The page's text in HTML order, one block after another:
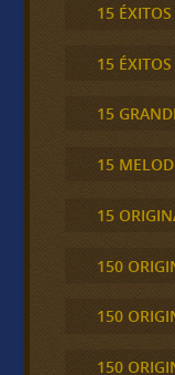
15
15
15
15
15
150
150
150